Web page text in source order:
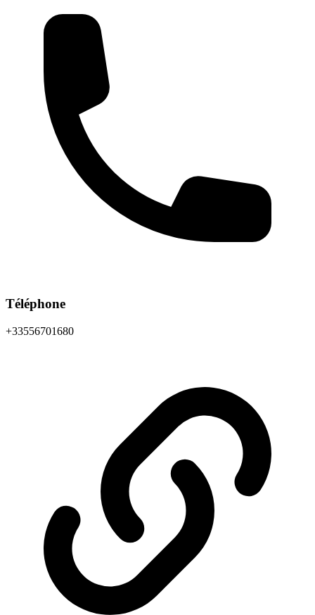
Téléphone
+33556701680